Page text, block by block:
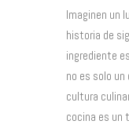
Imaginen un
historia de
ingrediente
no es solo
cultura
cocina es un